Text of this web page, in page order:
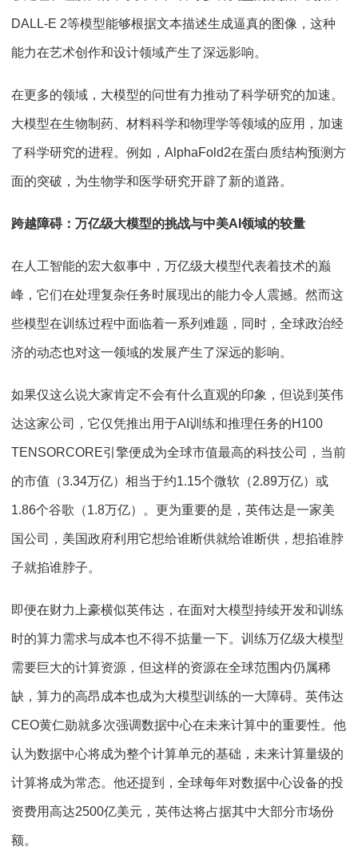
DALL-E 2等模型能够根据文本描述生成逼真的图像，这种
能力在艺术创作和设计领域产生了深远影响。
在更多的领域，大模型的问世有力推动了科学研究的加速。
大模型在生物制药、材料科学和物理学等领域的应用，加速
了科学研究的进程。例如， AlphaFold2在蛋白质结构预测方
面的突破，为生物学和医学研究开辟了新的道路。
跨越障碍：万亿级大模型的挑战与中美AI 领域的较量
在人工智能的宏大叙事中，万亿级大模型代表着技术的巅
峰，它们在处理复杂任务时展现出的能力令人震撼。然而这
些模型在训练过程中面临着一系列难题，同时，全球政治经
济的动态也对这一领域的发展产生了深远的影响。
如果仅这么说大家肯定不会有什么直观的印象，但说到英伟
达这家公司，它仅凭推出用于AI 训练和推理任务的H100
TENSORCORE引擎便成为全球市值最高的科技公司，当前
的市值（3.34万亿）相当于约1.15个微软（2.89万亿）或
1.86个谷歌（1.8万亿）。更为重要的是，英伟达是一家美
国公司，美国政府利用它想给谁断供就给谁断供，想掐谁脖
子就掐谁脖子。
即便在财力上豪横似英伟达，在面对大模型持续开发和训练
时的算力需求与成本也不得不掂量一下。训练万亿级大模型
需要巨大的计算资源，但这样的资源在全球范围内仍属稀
缺，算力的高昂成本也成为大模型训练的一大障碍。英伟达
CEO黄仁勋就多次强调数据中心在未来计算中的重要性。他
认为数据中心将成为整个计算单元的基础，未来计算量级的
计算将成为常态。他还提到，全球每年对数据中心设备的投
资费用高达2500亿美元，英伟达将占据其中大部分市场份
额。